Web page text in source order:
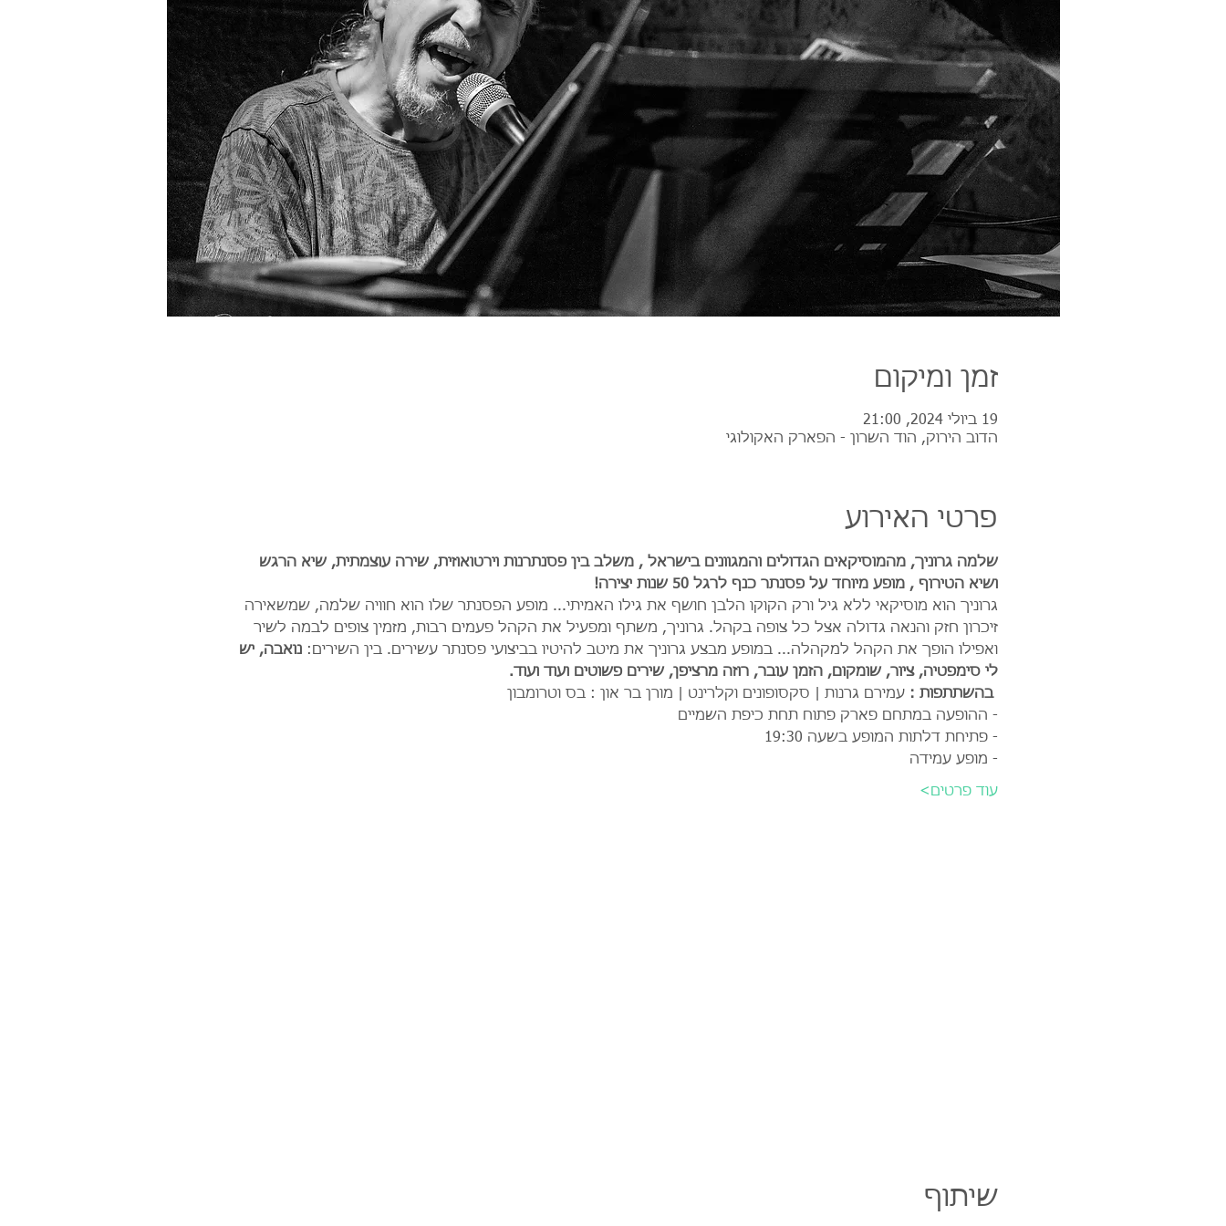
זמן ומיקום
19 ביולי 2024, 21:00
הדוב הירוק, הוד השרון - הפארק האקולוגי
פרטי האירוע
שלמה גרוניך, מהמוסיקאים הגדולים והמגוונים בישראל , משלב בין פסנתרנות וירטואוזית, שירה עוצמתית, שיא הרגש
ושיא הטירוף , מופע מיוחד על פסנתר כנף לרגל 50 שנות יצירה!
גרוניך הוא מוסיקאי ללא גיל ורק הקוקו הלבן חושף את גילו האמיתי... מופע הפסנתר שלו הוא חוויה שלמה, שמשאירה
זיכרון חזק והנאה גדולה אצל כל צופה בקהל. גרוניך, משתף ומפעיל את הקהל פעמים רבות, מזמין צופים לבמה לשיר
ואפילו הופך את הקהל למקהלה... במופע מבצע גרוניך את מיטב להיטיו בביצועי פסנתר עשירים. בין השירים: נואבה, יש
לי סימפטיה, ציור, שומקום, הזמן עובר, רוזה מרציפן, שירים פשוטים ועוד ועוד.
בהשתתפות : עמירם גרנות | סקסופונים וקלרינט | מורן בר און : בס וטרומבון
- ההופעה במתחם פארק פתוח תחת כיפת השמיים
- פתיחת דלתות המופע בשעה 19:30
- מופע עמידה
עוד פרטים>
שיתוף